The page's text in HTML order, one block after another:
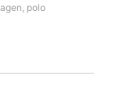
polo